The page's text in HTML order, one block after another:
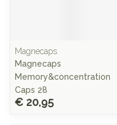
Magnecaps
Magnecaps
Memory&concentration
Caps 28
€ 20,95